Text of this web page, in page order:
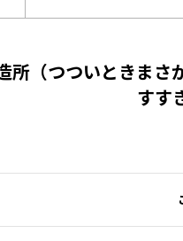
所（つついときま
すす